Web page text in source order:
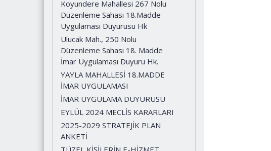
Koyundere Mahallesi 267 Nolu
Düzenleme Sahası 18.Madde
Uygulaması Duyurusu Hk
Ulucak Mah., 250 Nolu
Düzenleme Sahası 18. Madde
İmar Uygulaması Duyuru Hk.
YAYLA MAHALLESİ 18.MADDE
İMAR UYGULAMASI
İMAR UYGULAMA DUYURUSU
EYLÜL 2024 MECLİS KARARLARI
2025-2029 STRATEJİK PLAN
ANKETİ